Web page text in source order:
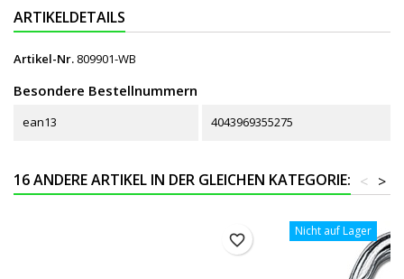
ARTIKELDETAILS
Artikel-Nr. 809901-WB
Besondere Bestellnummern
ean13 4043969355275
16 ANDERE ARTIKEL IN DER GLEICHEN KATEGORIE: >
<
favorite_border
Nicht auf Lager